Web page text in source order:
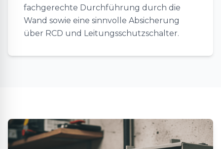
fachgerechte Durchführung durch die
Wand sowie eine sinnvolle Absicherung
über RCD und Leitungsschutzschalter.